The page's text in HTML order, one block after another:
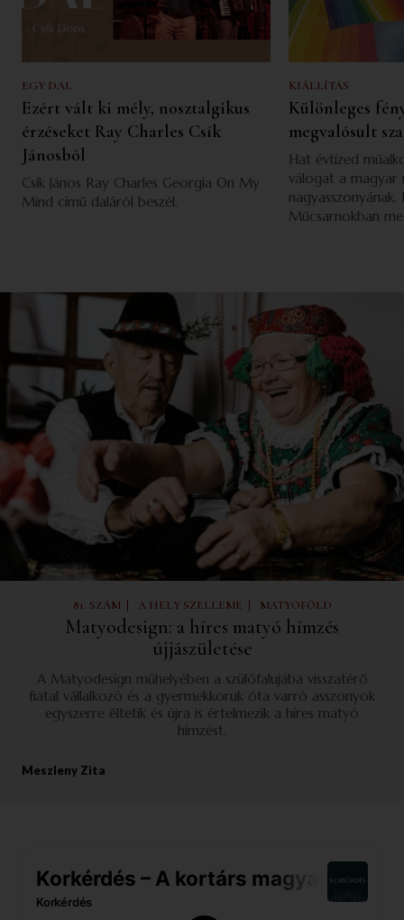
EGY DAL
Ezért vált ki mély, nosztalgikus
érzéseket Ray Charles Csík
Jánosból
Csík János Ray Charles Georgia On My
Mind című daláról beszél.
KIÁLLÍTÁS
Különleges
megvalósult
Hat évtized
válogat a magyar
Műcsarnokban
81. SZÁM | A HELY SZELLEME | MATYÓFÖLD
Matyodesign: a híres matyó hímzés
újjászületése
A Matyodesign műhelyében a szülőfalujába visszatérő
fiatal vállalkozó és a gyermekkoruk óta varró asszonyok
egyszerre éltetik és újra is értelmezik a híres matyó
hímzést.
Meszleny Zita